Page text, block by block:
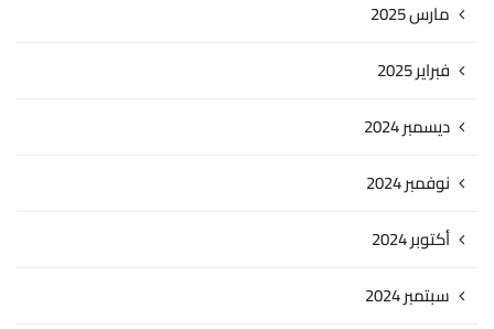
مارس 2025
فبراير 2025
ديسمبر 2024
نوفمبر 2024
أكتوبر 2024
سبتمبر 2024